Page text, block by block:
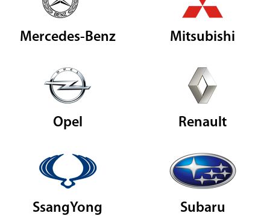
Mercedes-Benz Mitsubishi
Opel Renault
SsangYong Subaru